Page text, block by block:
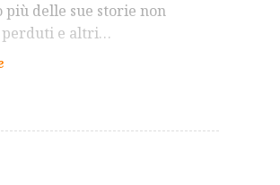
delle sue storie non
perduti e altri…